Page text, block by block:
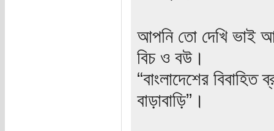
আপনি তো দেখি ভাই
বিচ ও বউ।
“বাংলাদেশের
বাড়াবাড়ি”।